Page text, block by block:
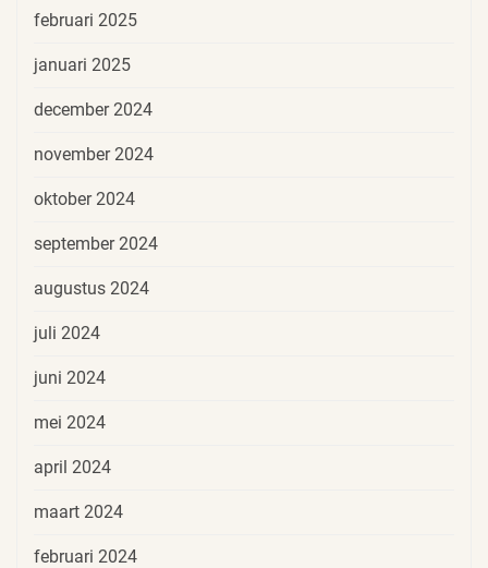
februari 2025
januari 2025
december 2024
november 2024
oktober 2024
september 2024
augustus 2024
juli 2024
juni 2024
mei 2024
april 2024
maart 2024
februari 2024